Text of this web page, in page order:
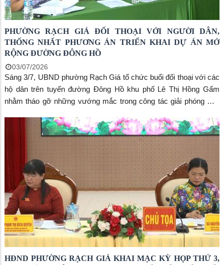
PHƯỜNG RẠCH GIÁ ĐỐI THOẠI VỚI NGƯỜI DÂN,
THỐNG NHẤT PHƯƠNG ÁN TRIỂN KHAI DỰ ÁN MỞ
RỘNG ĐƯỜNG ĐÔNG HỒ
03/07/2026
Sáng 3/7, UBND phường Rạch Giá tổ chức buổi đối thoại với các
hộ dân trên tuyến đường Đông Hồ khu phố Lê Thị Hồng Gấm
nhằm tháo gỡ những vướng mắc trong công tác giải phóng mặt
đường Lê Thị Hồng Gấm đến đường Phạm Ngọc Thạch. Đồng
chí Bùi Trung Thực- Phó Bí thư Đảng ủy, Chủ tịch UBND phường
HĐND PHƯỜNG RẠCH GIÁ KHAI MẠC KỲ HỌP THỨ 3,